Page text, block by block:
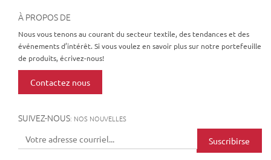
À PROPOS DE
Nous vous tenons au courant du secteur textile, des tendances et des
événements d’intérêt. Si vous voulez en savoir plus sur notre portefeuille
de produits, écrivez-nous!
Contactez nous
SUIVEZ-NOUS: NOS NOUVELLES
Suscribirse